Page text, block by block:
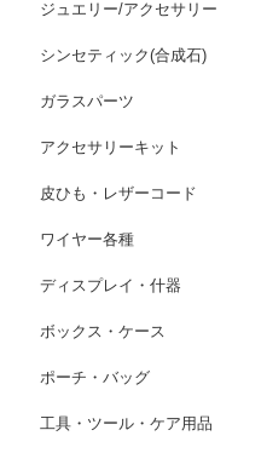
ジュエリー/アクセサリー
シンセティック(合成石)
ガラスパーツ
アクセサリーキット
皮ひも・レザーコード
ワイヤー各種
ディスプレイ・什器
ボックス・ケース
ポーチ・バッグ
工具・ツール・ケア用品